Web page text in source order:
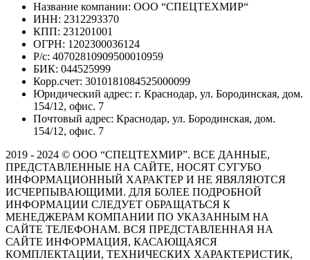
Название компании: ООО “СПЕЦТЕХМИР“
ИНН: 2312293370
КПП: 231201001
ОГРН: 1202300036124
Р/с: 40702810909500010959
БИК: 044525999
Корр.счет: 3010181084525000099
Юридический адрес: г. Краснодар, ул. Бородинская, дом.
154/12, офис. 7
Почтовый адрес: Краснодар, ул. Бородинская, дом.
154/12, офис. 7
2019 - 2024 © ООО “СПЕЦТЕХМИР”. ВСЕ ДАННЫЕ,
ПРЕДСТАВЛЕННЫЕ НА САЙТЕ, НОСЯТ СУГУБО
ИНФОРМАЦИОННЫЙ ХАРАКТЕР И НЕ ЯВЯЛЯЮТСЯ
ИСЧЕРПЫВАЮЩИМИ. ДЛЯ БОЛЕЕ ПОДРОБНОЙ
ИНФОРМАЦИИ СЛЕДУЕТ ОБРАЩАТЬСЯ К
МЕНЕДЖЕРАМ КОМПАНИИ ПО УКАЗАННЫМ НА
САЙТЕ ТЕЛЕФОНАМ. ВСЯ ПРЕДСТАВЛЕННАЯ НА
САЙТЕ ИНФОРМАЦИЯ, КАСАЮЩАЯСЯ
КОМПЛЕКТАЦИИ, ТЕХНИЧЕСКИХ ХАРАКТЕРИСТИК,